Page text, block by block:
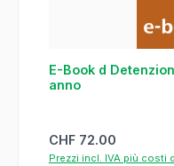
E-Book d
anno
Prezzo normale:
CHF 72.00
Prezzi incl. IVA più costi